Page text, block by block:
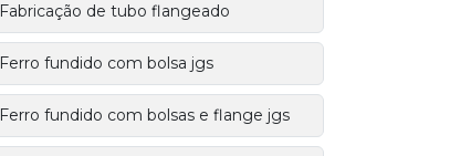
Fabricação de tubo flangeado
Ferro fundido com bolsa jgs
Ferro fundido com bolsas e flange jgs